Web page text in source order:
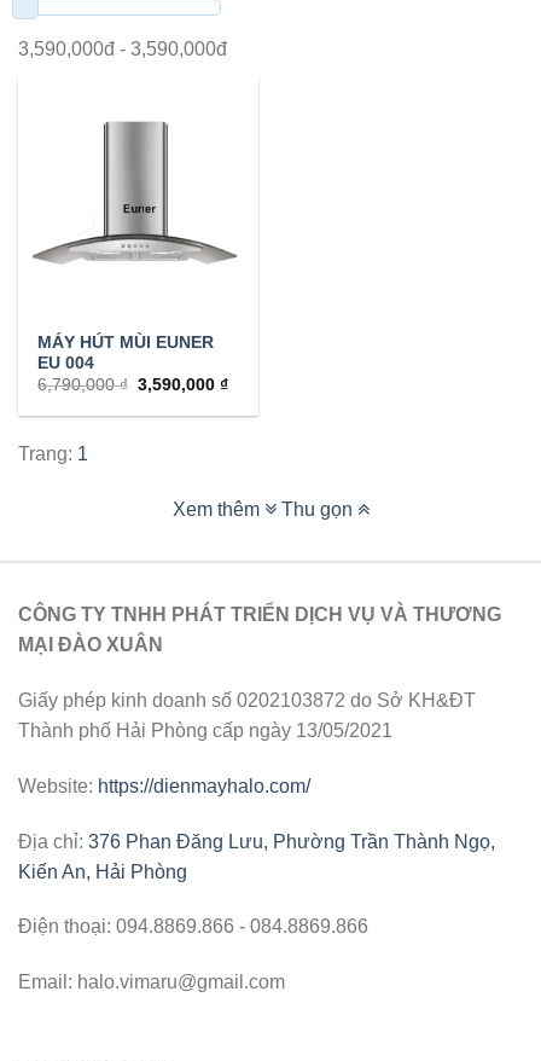
3,590,000đ - 3,590,000đ
MÁY HÚT MÙI EUNER
EU 004
6,790,000 ₫ 3,590,000 ₫
Trang: 1
Xem thêm Thu gọn
CÔNG TY TNHH PHÁT TRIỂN DỊCH VỤ VÀ THƯƠNG
MẠI ĐÀO XUÂN
Giấy phép kinh doanh số 0202103872 do Sở KH&ĐT
Thành phố Hải Phòng cấp ngày 13/05/2021
Website: https://dienmayhalo.com/
Địa chỉ: 376 Phan Đăng Lưu, Phường Trần Thành Ngọ,
Kiến An, Hải Phòng
Điện thoại: 094.8869.866 - 084.8869.866
Email: halo.vimaru@gmail.com